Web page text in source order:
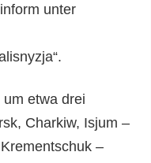
unter
etwa drei
Charkiw, Isjum –
–